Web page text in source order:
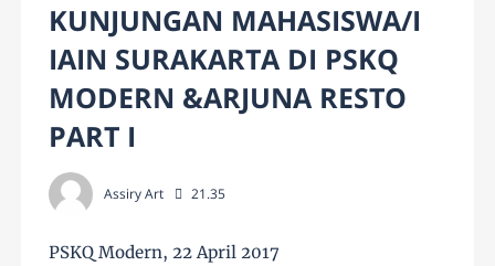
KUNJUNGAN MAHASISWA/I
IAIN SURAKARTA DI PSKQ
MODERN &ARJUNA RESTO
PART I
Assiry Art 21.35
PSKQ Modern, 22 April 2017